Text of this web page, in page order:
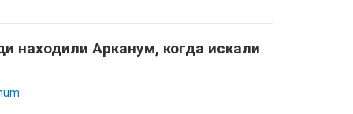
находили Арканум, когда искали